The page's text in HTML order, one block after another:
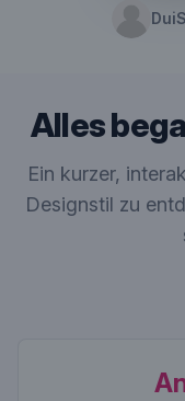
Alles
Ein kurzer,
Designstil zu